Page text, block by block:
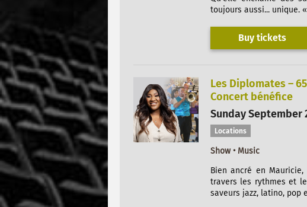
toujours aussi... unique.
Buy tickets
Les Diplomates –
Concert bénéfice
Sunday September
Locations
Show • Music
Bien ancré en
travers les rythmes et
saveurs jazz, latino, pop